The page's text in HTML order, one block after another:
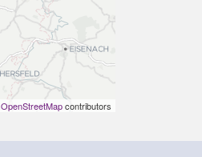
OpenStreetMapcontributors